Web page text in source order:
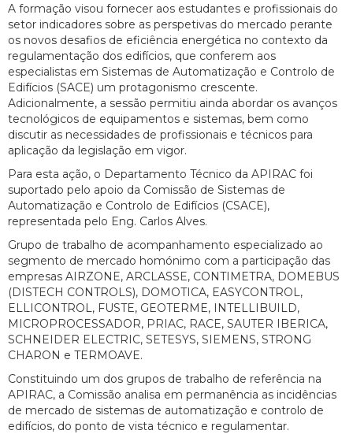
A formação visou fornecer aos estudantes e profissionais do
setor indicadores sobre as perspetivas do mercado perante
os novos desafios de eficiência energética no contexto da
regulamentação dos edifícios, que conferem aos
especialistas em Sistemas de Automatização e Controlo de
Edifícios (SACE) um protagonismo crescente.
Adicionalmente, a sessão permitiu ainda abordar os avanços
tecnológicos de equipamentos e sistemas, bem como
discutir as necessidades de profissionais e técnicos para
aplicação da legislação em vigor.
Para esta ação, o Departamento Técnico da APIRAC foi
suportado pelo apoio da Comissão de Sistemas de
Automatização e Controlo de Edifícios (CSACE),
representada pelo Eng. Carlos Alves.
Grupo de trabalho de acompanhamento especializado ao
segmento de mercado homónimo com a participação das
empresas AIRZONE, ARCLASSE, CONTIMETRA, DOMEBUS
(DISTECH CONTROLS), DOMOTICA, EASYCONTROL,
ELLICONTROL, FUSTE, GEOTERME, INTELLIBUILD,
MICROPROCESSADOR, PRIAC, RACE, SAUTER IBERICA,
SCHNEIDER ELECTRIC, SETESYS, SIEMENS, STRONG
CHARON e TERMOAVE.
Constituindo um dos grupos de trabalho de referência na
APIRAC, a Comissão analisa em permanência as incidências
de mercado de sistemas de automatização e controlo de
edifícios, do ponto de vista técnico e regulamentar.